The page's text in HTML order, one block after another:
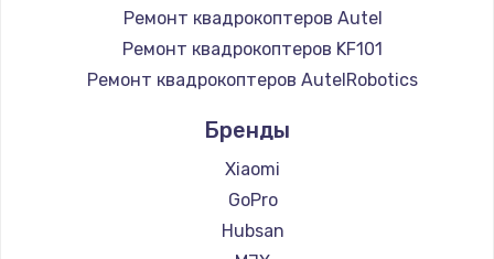
Ремонт квадрокоптеров Autel
Ремонт квадрокоптеров KF101
Ремонт квадрокоптеров AutelRobotics
Бренды
Xiaomi
GoPro
Hubsan